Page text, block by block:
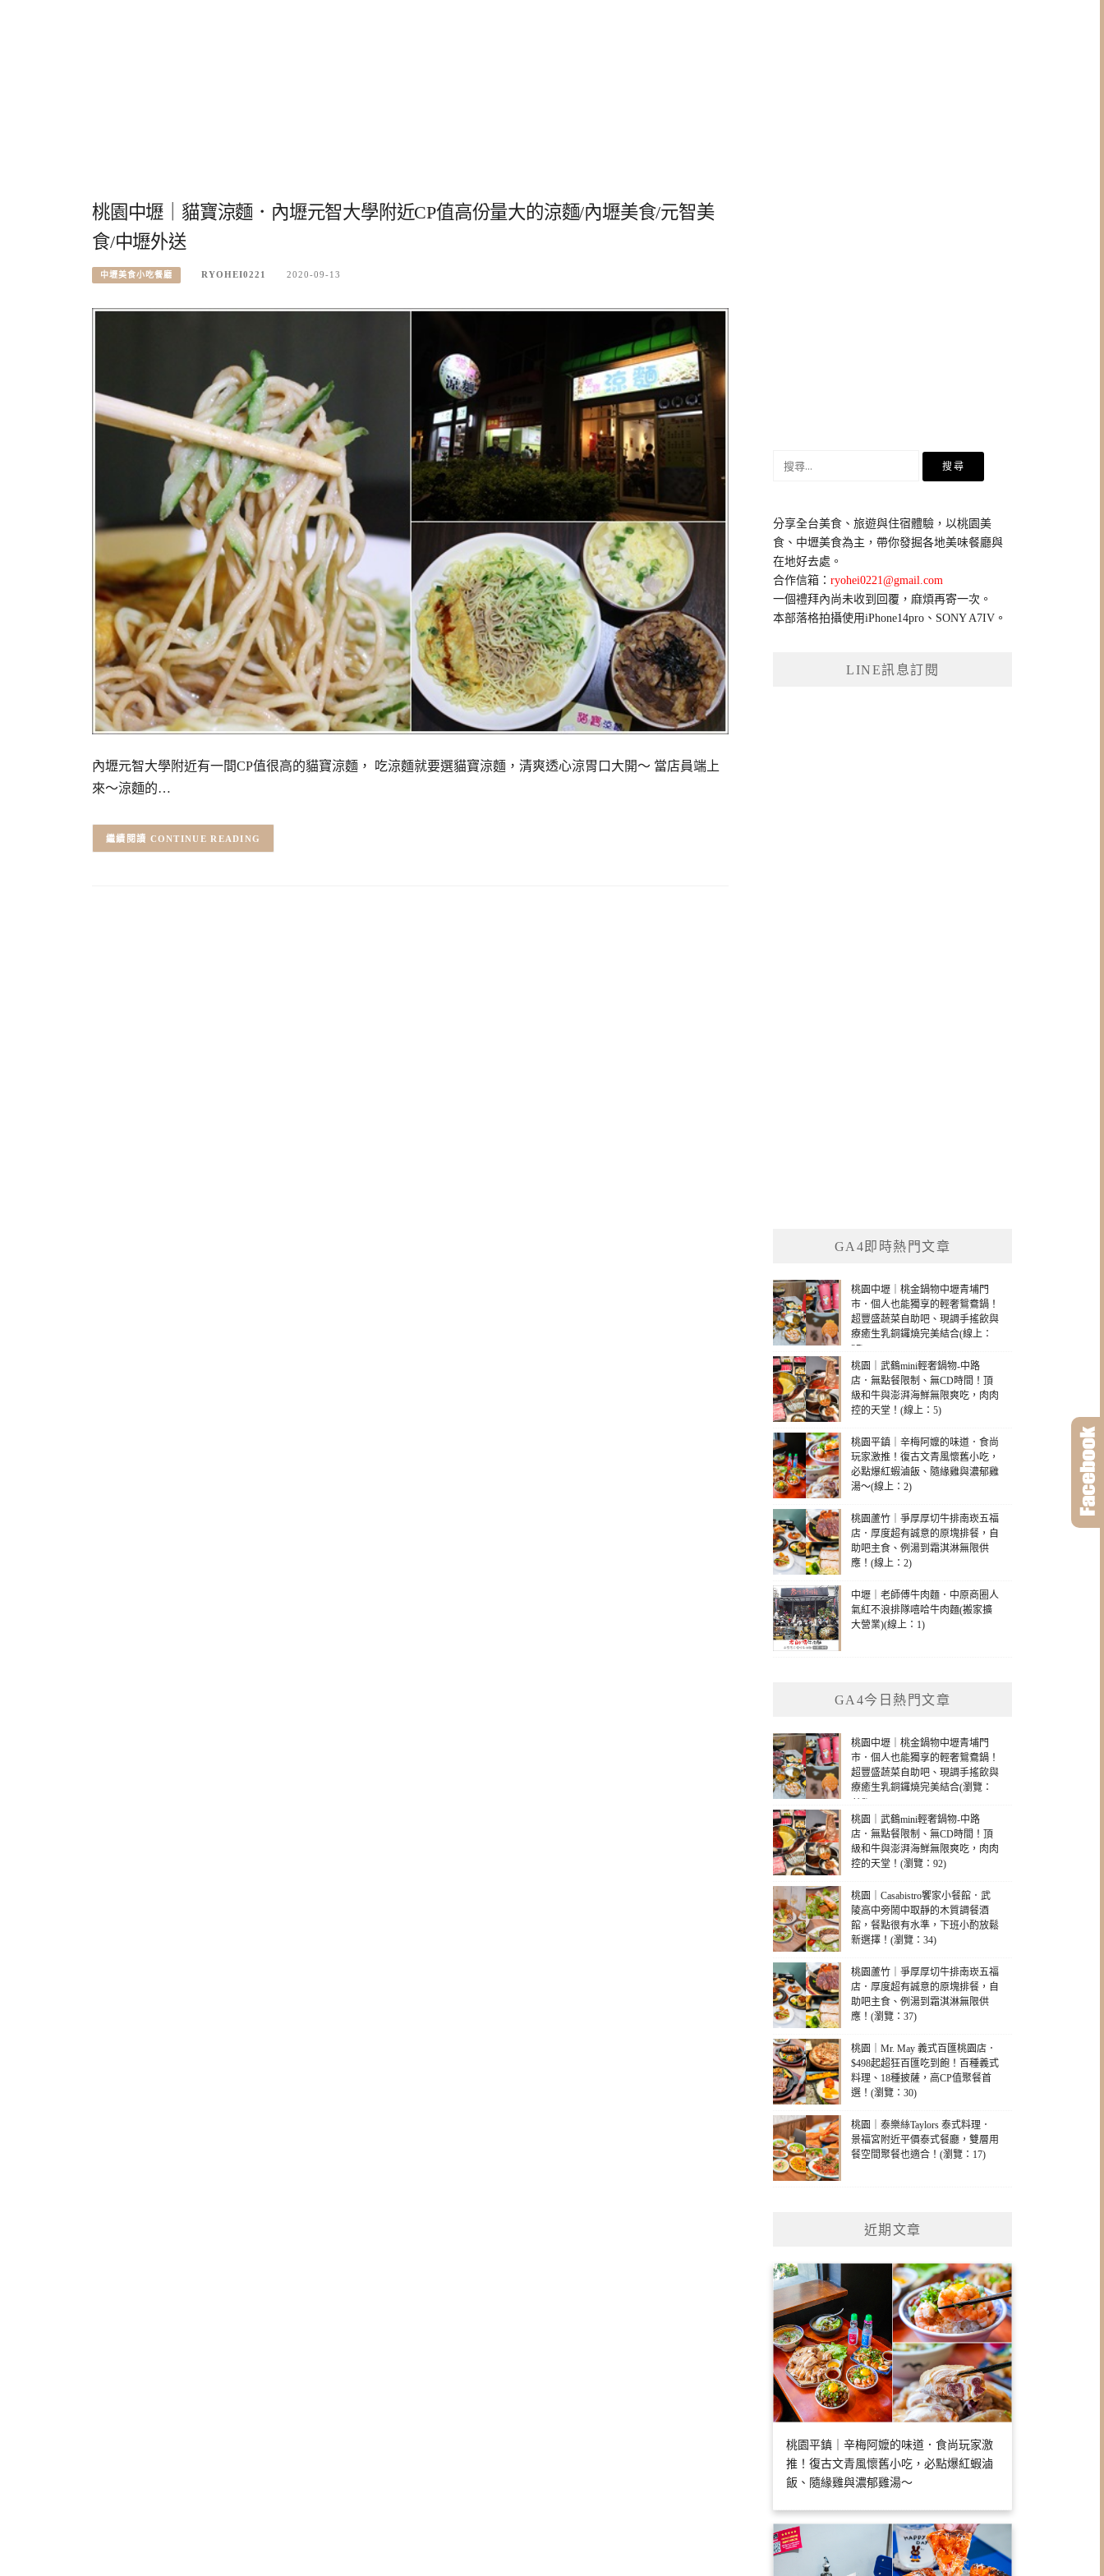
桃園中壢｜貓寶涼麵．內壢元智大學附近CP值高份量大的涼麵/內壢美食/元智美
食/中壢外送
中壢美食小吃餐廳 RYOHEI0221 2020-09-13
內壢元智大學附近有一間CP值很高的貓寶涼麵， 吃涼麵就要選貓寶涼麵，清爽透心涼胃口大開～ 當店員端上
來～涼麵的…
CONTINUE READING
鍵
字:
分享全台美食、旅遊與住宿體驗，以桃園美
食、中壢美食為主，帶你發掘各地美味餐廳與
在地好去處。
合作信箱：ryohei0221@gmail.com
一個禮拜內尚未收到回覆，麻煩再寄一次。
本部落格拍攝使用iPhone14pro、SONY A7IV。
LINE訊息訂閱
GA4即時熱門文章
桃園中壢｜桃金鍋物中壢青埔門
市．個人也能獨享的輕奢鴛鴦鍋！
超豐盛蔬菜自助吧、現調手搖飲與
療癒生乳銅鑼燒完美結合(線上：
27)
桃園｜武鶴mini輕奢鍋物-中路
店．無點餐限制、無CD時間！頂
級和牛與澎湃海鮮無限爽吃，肉肉
控的天堂！(線上：5)
桃園平鎮｜辛梅阿嬤的味道．食尚
玩家激推！復古文青風懷舊小吃，
必點爆紅蝦滷飯、隨緣雞與濃郁雞
湯～(線上：2)
桃園蘆竹｜爭厚厚切牛排南崁五福
店．厚度超有誠意的原塊排餐，自
助吧主食、例湯到霜淇淋無限供
應！(線上：2)
中壢｜老師傅牛肉麵．中原商圈人
氣紅不浪排隊嘻哈牛肉麵(搬家擴
大營業)(線上：1)
GA4今日熱門文章
桃園中壢｜桃金鍋物中壢青埔門
市．個人也能獨享的輕奢鴛鴦鍋！
超豐盛蔬菜自助吧、現調手搖飲與
療癒生乳銅鑼燒完美結合(瀏覽：
416)
桃園｜武鶴mini輕奢鍋物-中路
店．無點餐限制、無CD時間！頂
級和牛與澎湃海鮮無限爽吃，肉肉
控的天堂！(瀏覽：92)
桃園｜Casabistro饗家小餐館．武
陵高中旁鬧中取靜的木質調餐酒
館，餐點很有水準，下班小酌放鬆
新選擇！(瀏覽：34)
桃園蘆竹｜爭厚厚切牛排南崁五福
店．厚度超有誠意的原塊排餐，自
助吧主食、例湯到霜淇淋無限供
應！(瀏覽：37)
桃園｜Mr. May 義式百匯桃園店．
$498起超狂百匯吃到飽！百種義式
料理、18種披薩，高CP值聚餐首
選！(瀏覽：30)
桃園｜泰樂絲Taylors 泰式料理．
景福宮附近平價泰式餐廳，雙層用
餐空間聚餐也適合！(瀏覽：17)
近期文章
桃園平鎮｜辛梅阿嬤的味道．食尚玩家激
推！復古文青風懷舊小吃，必點爆紅蝦滷
飯、隨緣雞與濃郁雞湯～